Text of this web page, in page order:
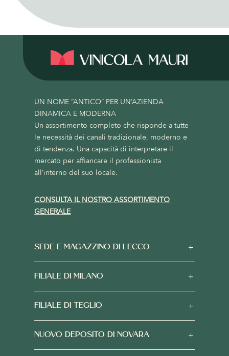
UN NOME “ANTICO” PER UN’AZIENDA
DINAMICA E MODERNA
Un assortimento completo che risponde a tutte
le necessità dei canali tradizionale, moderno e
di tendenza. Una capacità di interpretare il
mercato per affiancare il professionista
all’interno del suo locale.
CONSULTA IL NOSTRO ASSORTIMENTO
GENERALE
SEDE E MAGAZZINO DI LECCO
FILIALE DI MILANO
FILIALE DI TEGLIO
NUOVO DEPOSITO DI NOVARA